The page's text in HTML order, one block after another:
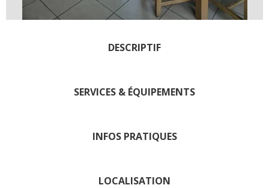
Les visites accompagnées
Le musée de la forge à
La gastronomie
DESCRIPTIF
SERVICES & ÉQUIPEMENTS
INFOS PRATIQUES
LOCALISATION